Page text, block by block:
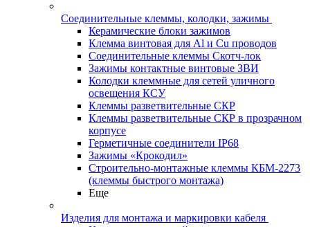
Соединительные клеммы, колодки, зажимы
Керамические блоки зажимов
Клемма винтовая для Al и Cu проводов
Соединительные клеммы Скотч-лок
Зажимы контактные винтовые ЗВИ
Колодки клеммные для сетей уличного
освещения КСУ
Клеммы разветвительные СКР
Клеммы разветвительные СКР в прозрачном
корпусе
Герметичные соединители IP68
Зажимы «Крокодил»
Строительно-монтажные клеммы КБМ-2273
(клеммы быстрого монтажа)
Еще
Изделия для монтажа и маркировки кабеля